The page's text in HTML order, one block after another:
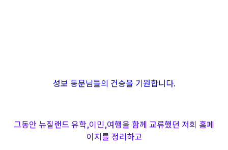
성보 동문님들의 건승을 기원합니다.
그동안 뉴질랜드 유학,이민,여행을 함께 교류했던 저희 홈페
이지를 정리하고